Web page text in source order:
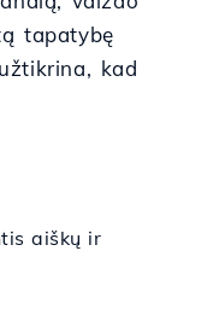
tapatybę
kad
aiškų ir